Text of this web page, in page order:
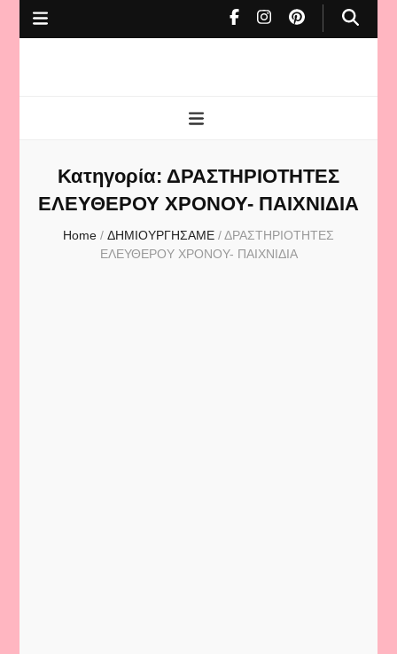
mamas
Κατηγορία: ΔΡΑΣΤΗΡΙΟΤΗΤΕΣ
ΕΛΕΥΘΕΡΟΥ ΧΡΟΝΟΥ- ΠΑΙΧΝΙΔΙΑ
Home / ΔΗΜΙΟΥΡΓΗΣΑΜΕ /ΔΡΑΣΤΗΡΙΟΤΗΤΕΣ
ΕΛΕΥΘΕΡΟΥ ΧΡΟΝΟΥ- ΠΑΙΧΝΙΔΙΑ